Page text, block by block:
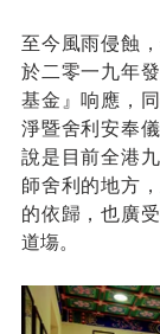
至今風雨侵蝕
於二零一九年
基金』响應，
淨暨舍利安奉
說是目前全港
師舍利的地方
的依歸，也廣
道塲。